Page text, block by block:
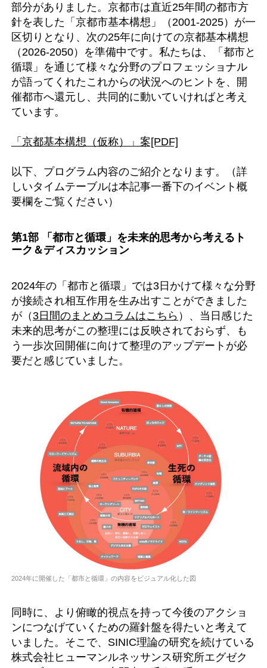
部分がありました。京都市は直近25年間の都市方
針を表した「京都市基本構想」（2001-2025）が一
区切りとなり、次の25年に向けての京都基本構想
（2026-2050）を準備中です。私たちは、「都市と
循環」を通じて様々な分野のプロフェッショナル
が語ってくれたこれからの状況へのヒントを、開
催都市へ還元し、共同的に動いていければと考え
ています。
「京都基本構想（仮称）」案[PDF]
以下、プログラム内容のご紹介となります。（詳
しいタイムテーブルは本記事一番下のイベント概
要欄をご覧ください）
第1部 「都市と循環」を未来的思考から考えるト
ーク＆ディスカッション
2024年の「都市と循環」では3日かけて様々な分野
が接続され相互作用を生み出すことができました
が（3日間のまとめコラムはこちら ）、当日感じた
未来的思考がこの整理には反映されておらず、も
う一歩次回開催に向けて整理のアップデートが必
要だと感じていました。
2024年に開催した「都市と循環」の内容をビジュアル化した図
同時に、より俯瞰的視点を持って今後のアクショ
ンにつなげていくための羅針盤を得たいと考えて
いました。そこで、SINIC理論の研究を続けている
株式会社ヒューマンルネッサンス研究所エグゼク